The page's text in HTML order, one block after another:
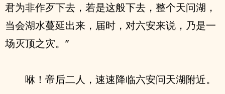
君为非作歹下去，若是这般下去，整个天问湖，
当会湖水蔓延出来，届时，对六安来说，乃是一
场灭顶之灾。”
咻！帝后二人，速速降临六安问天湖附近。